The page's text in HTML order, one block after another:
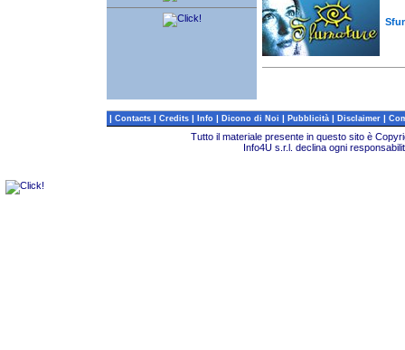
| Contacts | Credits | Info | Dicono di Noi | Pubblicità | Disclaimer |
Tutto il materiale presente in questo sito è
Info4U s.r.l. declina ogni